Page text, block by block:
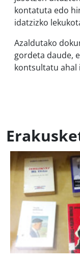
kontatuta edo
idatzizko
Azaldutako
gordeta daude,
kontsultatu ahal